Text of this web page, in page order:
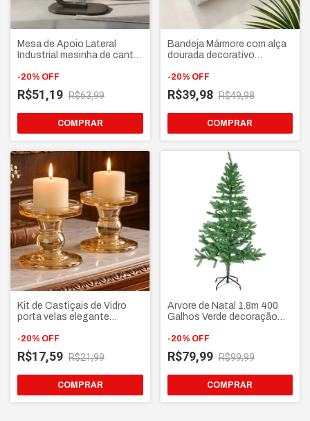
Mesa de Apoio Lateral
Industrial mesinha de canto
Ferro e Tampo MDF Luxo
-20% OFF
R$51,19 R$63,99
COMPRAR
Bandeja Mármore com alça
dourada decorativo
Cozinha Quarto Cantinho
do café
-20% OFF
R$39,98 R$49,98
COMPRAR
Kit de Castiçais de Vidro
porta velas elegante
-20% OFF
R$17,59 R$21,99
COMPRAR
Arvore de Natal 1.8m 400
Galhos Verde decoração
-20% OFF
R$79,99 R$99,99